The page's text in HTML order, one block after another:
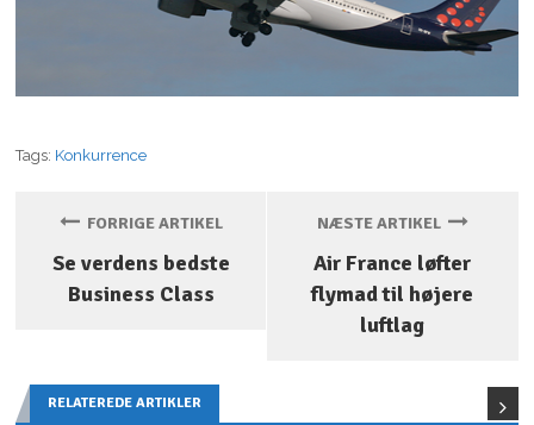
Tags: Konkurrence
FORRIGE ARTIKEL
Se verdens bedste
Business Class
NÆSTE ARTIKEL
Air France løfter
flymad til højere
luftlag
RELATEREDE ARTIKLER